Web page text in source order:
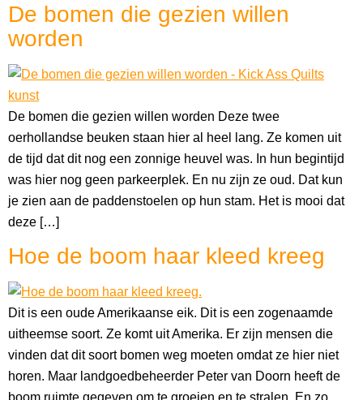
De bomen die gezien willen
worden
De bomen die gezien willen worden Deze twee
oerhollandse beuken staan hier al heel lang. Ze komen uit
de tijd dat dit nog een zonnige heuvel was. In hun begintijd
was hier nog geen parkeerplek. En nu zijn ze oud. Dat kun
je zien aan de paddenstoelen op hun stam. Het is mooi dat
deze […]
Hoe de boom haar kleed kreeg
Dit is een oude Amerikaanse eik. Dit is een zogenaamde
uitheemse soort. Ze komt uit Amerika. Er zijn mensen die
vinden dat dit soort bomen weg moeten omdat ze hier niet
horen. Maar landgoedbeheerder Peter van Doorn heeft de